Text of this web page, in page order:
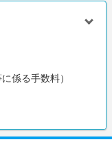
係る手数料）
のあった場合